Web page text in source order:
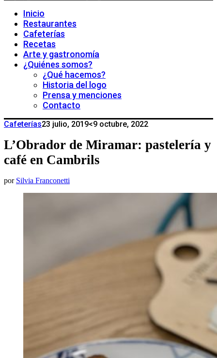
Inicio
Restaurantes
Cafeterías
Recetas
Arte y gastronomía
¿Quiénes somos?
¿Qué hacemos?
Historia del logo
Prensa y menciones
Contacto
Cafeterías23 julio, 2019<9 octubre, 2022
L’Obrador de Miramar: pastelería y
café en Cambrils
por Silvia Franconetti